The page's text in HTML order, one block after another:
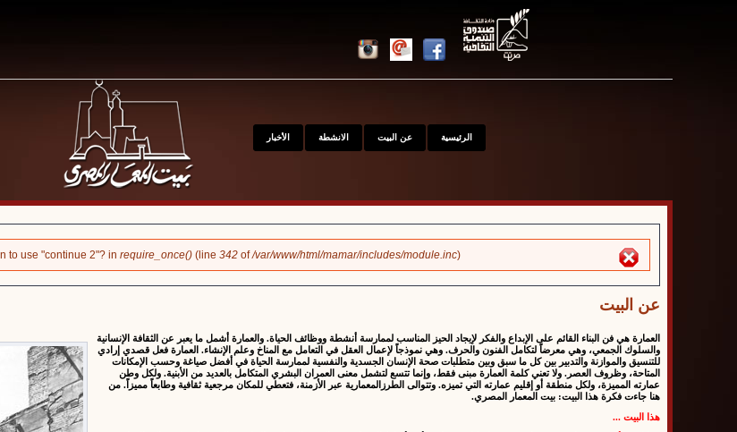
الأخبار الانشطة عن البيت الرئيسية
to use "continue 2"? in require_once() (line 342 of/var/www/html/mamar/includes/module.inc).
عن البيت
العمارة هي فن البناء القائم على الإبداع والفكر لإيجاد الحيز المناسب لممارسة أنشطة ووظائف الحياة. والعمارة أشمل ما يعبر عن الثقافة الإنسانية
والسلوك الجمعي، وهي معرضاً لتكامل الفنون والحرف. وهي نموذجاً لإعمال العقل في التعامل مع المناخ وعلم الإنشاء. العمارة فعل قصدي إرادي
للتنسيق والموازنة والتدبير بين كل ما سبق وبين متطلبات صحة الإنسان الجسدية والنفسية لممارسة الحياة في أفضل صياغة وحسب الإمكانات
المتاحة، وظروف العصر. ولا تعني كلمة العمارة مبنى فقط، وإنما تتسع لتشمل معنى العمران البشري المتكامل بالعديد من الأبنية. ولكل وطن
عمارته المميزة، ولكل منطقة أو إقليم عمارته التي تميزه. وتتوالى الطرزالمعمارية عبر الأزمنة، فتعطي للمكان مرجعية ثقافية وطابعاً مميزاً. من
هنا جاءت فكرة هذا البيت: بيت المعمار المصري.
هذا البيت ...